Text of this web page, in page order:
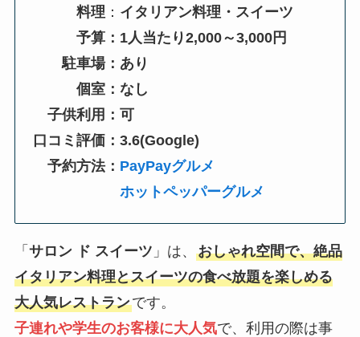
料理 ： イタリアン料理・スイーツ
予算：1人当たり2,000～3,000円
駐車場：あり
個室：なし
子供利用：可
口コミ評価：3.6(Google)
予約方法： PayPayグルメ
ホットペッパーグルメ
「 サロン ド スイーツ 」は、 おしゃれ空間で、絶品
イタリアン料理とスイーツの食べ放題を楽しめる
大人気レストランです。
子連れや学生のお客様に大人気で、利用の際は事